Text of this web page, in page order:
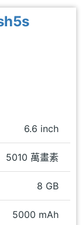
6.6 inch
5010 萬畫素
8 GB
5000 mAh